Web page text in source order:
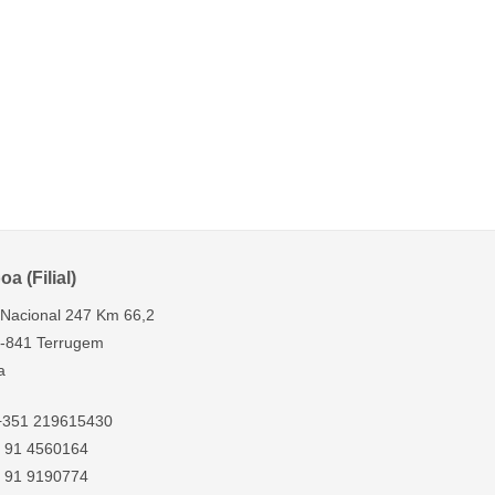
(Filial)
247 Km 66,2
841 Terrugem
219615430
91 4560164
91 9190774